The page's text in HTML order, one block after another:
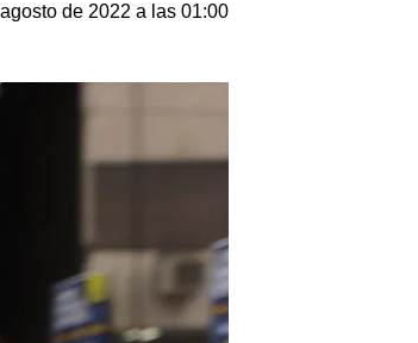
de 2022 a las 01:00